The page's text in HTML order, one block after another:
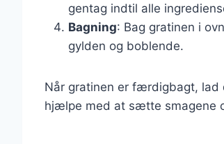
gentag indtil alle
Bagning: Bag gratinen i
gylden og boblende.
Når gratinen er færdigbagt, lad
hjælpe med at sætte smagene